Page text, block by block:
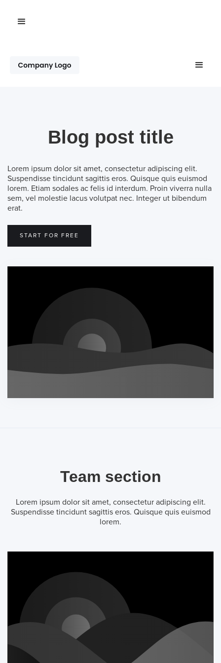
Blog post title
Lorem ipsum dolor sit amet, consectetur adipiscing elit.
Suspendisse tincidunt sagittis eros. Quisque quis euismod
lorem. Etiam sodales ac felis id interdum. Proin viverra nulla
sem, vel molestie lacus volutpat nec. Integer ut bibendum
erat.
START FOR FREE
Team section
Lorem ipsum dolor sit amet, consectetur adipiscing elit.
Suspendisse tincidunt sagittis eros. Quisque quis euismod
lorem.